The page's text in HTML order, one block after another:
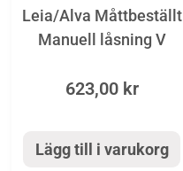
Leia/Alva Måttbeställt
Manuell låsning V
623,00 kr
Lägg till i varukorg